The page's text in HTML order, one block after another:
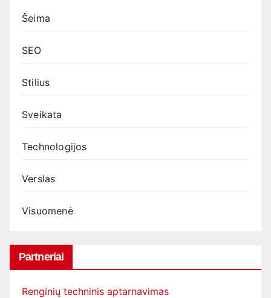
Šeima
SEO
Stilius
Sveikata
Technologijos
Verslas
Visuomenė
Partneriai
Renginių techninis aptarnavimas